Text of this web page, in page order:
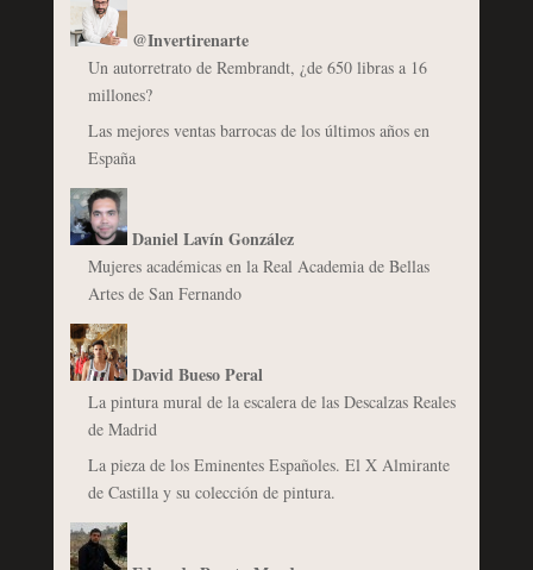
@Invertirenarte
Un autorretrato de Rembrandt, ¿de 650 libras a 16
millones?
Las mejores ventas barrocas de los últimos años en
España
Daniel Lavín González
Mujeres académicas en la Real Academia de Bellas
Artes de San Fernando
David Bueso Peral
La pintura mural de la escalera de las Descalzas Reales
de Madrid
La pieza de los Eminentes Españoles. El X Almirante
de Castilla y su colección de pintura.